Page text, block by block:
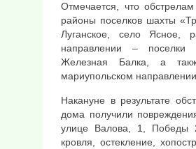
Отмечается, что
районы поселков шахты
Луганское, село Ясное,
направлении – поселки
Железная Балка, а
мариупольском
Накануне в результате
дома получили
улице Валова, 1, Победы
кровля, остекление,